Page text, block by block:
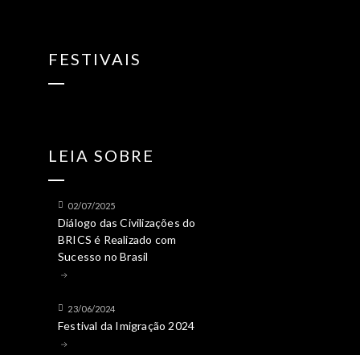
FESTIVAIS
LEIA SOBRE
02/07/2025
Diálogo das Civilizações do
BRICS é Realizado com
Sucesso no Brasil
23/06/2024
Festival da Imigração 2024